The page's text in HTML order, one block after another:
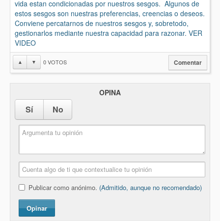
vida estan condicionadas por nuestros sesgos. Algunos de
estos sesgos son nuestras preferencias, creencias o deseos.
Conviene percatarnos de nuestros sesgos y, sobretodo,
gestionarlos mediante nuestra capacidad para razonar. VER
VIDEO
▲ ▼ 0VOTOS Comentar
OPINA
Sí No
Publicar como anónimo. (Admitido, aunque no recomendado)
Opinar